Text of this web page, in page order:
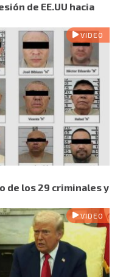
de EE.UU hacia
VIDEO
de los 29 criminales y
VIDEO